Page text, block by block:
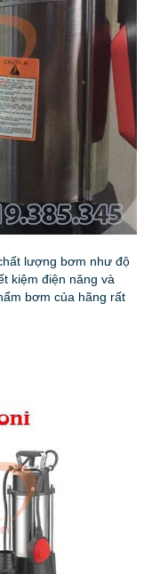
lượng bơm như độ
kiệm điện năng và
bơm của hãng rất